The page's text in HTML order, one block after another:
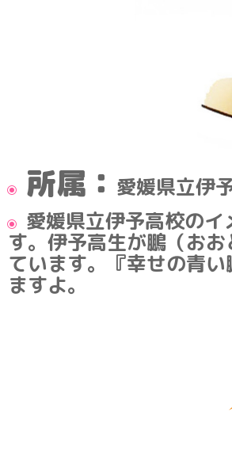
所属： 愛媛県立伊
愛媛県立伊予高校の
す。伊予高生が鵬（お
ています。『幸せの青
ますよ。